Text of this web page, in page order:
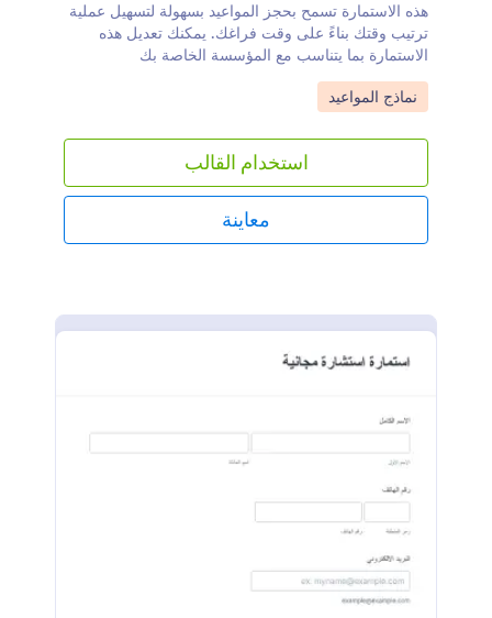
هذه الاستمارة تسمح بحجز المواعيد بسهولة لتسهيل عملية
ترتيب وقتك بناءً على وقت فراغك. يمكنك تعديل هذه
الاستمارة بما يتناسب مع المؤسسة الخاصة بك
Go to Category:
نماذج المواعيد
استخدام القالب
معاينة